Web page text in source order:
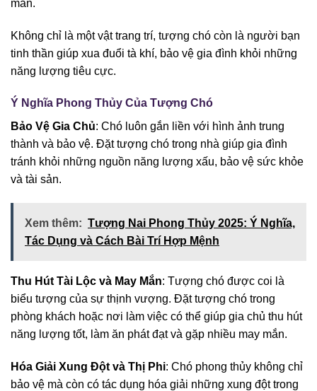
mắn.
Không chỉ là một vật trang trí, tượng chó còn là người bạn
tinh thần giúp xua đuổi tà khí, bảo vệ gia đình khỏi những
năng lượng tiêu cực.
Ý Nghĩa Phong Thủy Của Tượng Chó
Bảo Vệ Gia Chủ: Chó luôn gắn liền với hình ảnh trung
thành và bảo vệ. Đặt tượng chó trong nhà giúp gia đình
tránh khỏi những nguồn năng lượng xấu, bảo vệ sức khỏe
và tài sản.
Xem thêm: Tượng Nai Phong Thủy 2025: Ý Nghĩa,
Tác Dụng và Cách Bài Trí Hợp Mệnh
Thu Hút Tài Lộc và May Mắn: Tượng chó được coi là
biểu tượng của sự thịnh vượng. Đặt tượng chó trong
phòng khách hoặc nơi làm việc có thể giúp gia chủ thu hút
năng lượng tốt, làm ăn phát đạt và gặp nhiều may mắn.
Hóa Giải Xung Đột và Thị Phi: Chó phong thủy không chỉ
bảo vệ mà còn có tác dụng hóa giải những xung đột trong